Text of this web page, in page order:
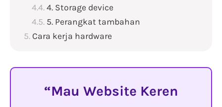
4. Storage device
5. Perangkat tambahan
Cara kerja hardware
Mau Website Keren